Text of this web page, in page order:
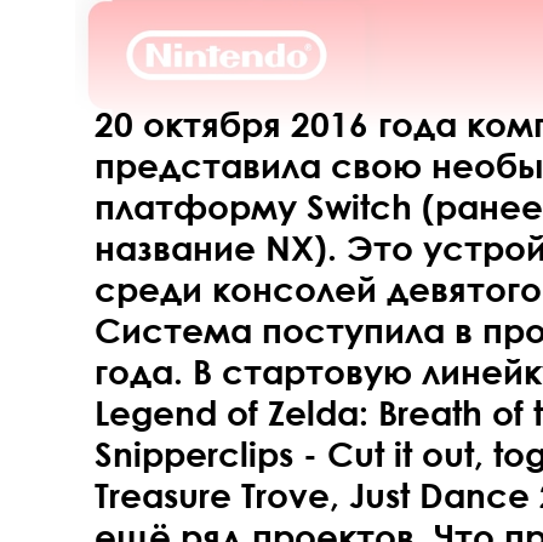
20 октября 2016 года
представила свою
платформу Switch
название NX). Это
среди консолей
Система поступила в
года. В стартовую
Legend of Zelda: Breath of
Snipperclips - Cut it out,
Treasure Trove, Just